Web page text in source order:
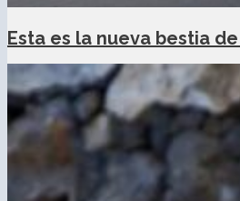
Esta es la nueva bestia de